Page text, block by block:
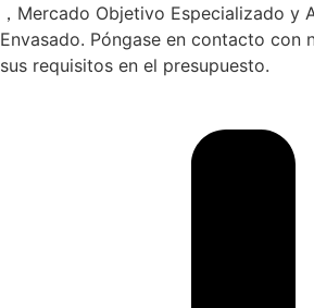
，Mercado Objetivo Especializado y
Envasado. Póngase en contacto con
sus requisitos en el presupuesto.